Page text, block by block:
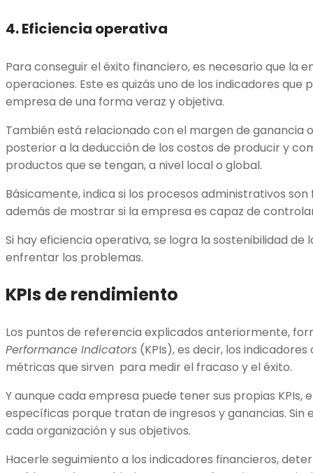
4. Eficiencia operativa
Para conseguir el éxito financiero, es necesario que la
operaciones. Este es quizás uno de los indicadores
empresa de una forma veraz y objetiva.
También está relacionado con el margen de ganancia
posterior a la deducción de los costos de producir y
productos que se tengan, a nivel local o global.
Básicamente, indica si los procesos administrativos
además de mostrar si la empresa es capaz de
Si hay eficiencia operativa, se logra la sostenibilidad
enfrentar los problemas.
KPIs de rendimiento
Los puntos de referencia explicados anteriormente,
Performance Indicators (KPIs), es decir, los
métricas que sirven para medir el fracaso y el éxito.
Y aunque cada empresa puede tener sus propias KPIs,
específicas porque tratan de ingresos y ganancias.
cada organización y sus objetivos.
Hacerle seguimiento a los indicadores financieros,